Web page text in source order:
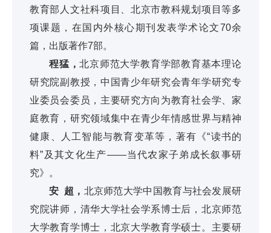
教育部人文社科项目、北京市教科规划项目等多
项课题，在国内外核心期刊发表学术论文70余
篇，出版著作7部。
程猛，北京师范大学教育学部教育基本理论
研究院副教授，中国青少年研究会青年学研究专
业委员会委员，主要研究方向为教育社会学、家
庭教育，研究领域集中在青少年情感世界与精神
健康、人工智能与教育变革等，著有《“读书的
料”及其文化生产——当代农家子弟成长叙事研
究》。
安 超， 北京师范大学中国教育与社会发展研
究院讲师，清华大学社会学系博士后，北京师范
大学教育学博士，北京大学教育学硕士。主要研